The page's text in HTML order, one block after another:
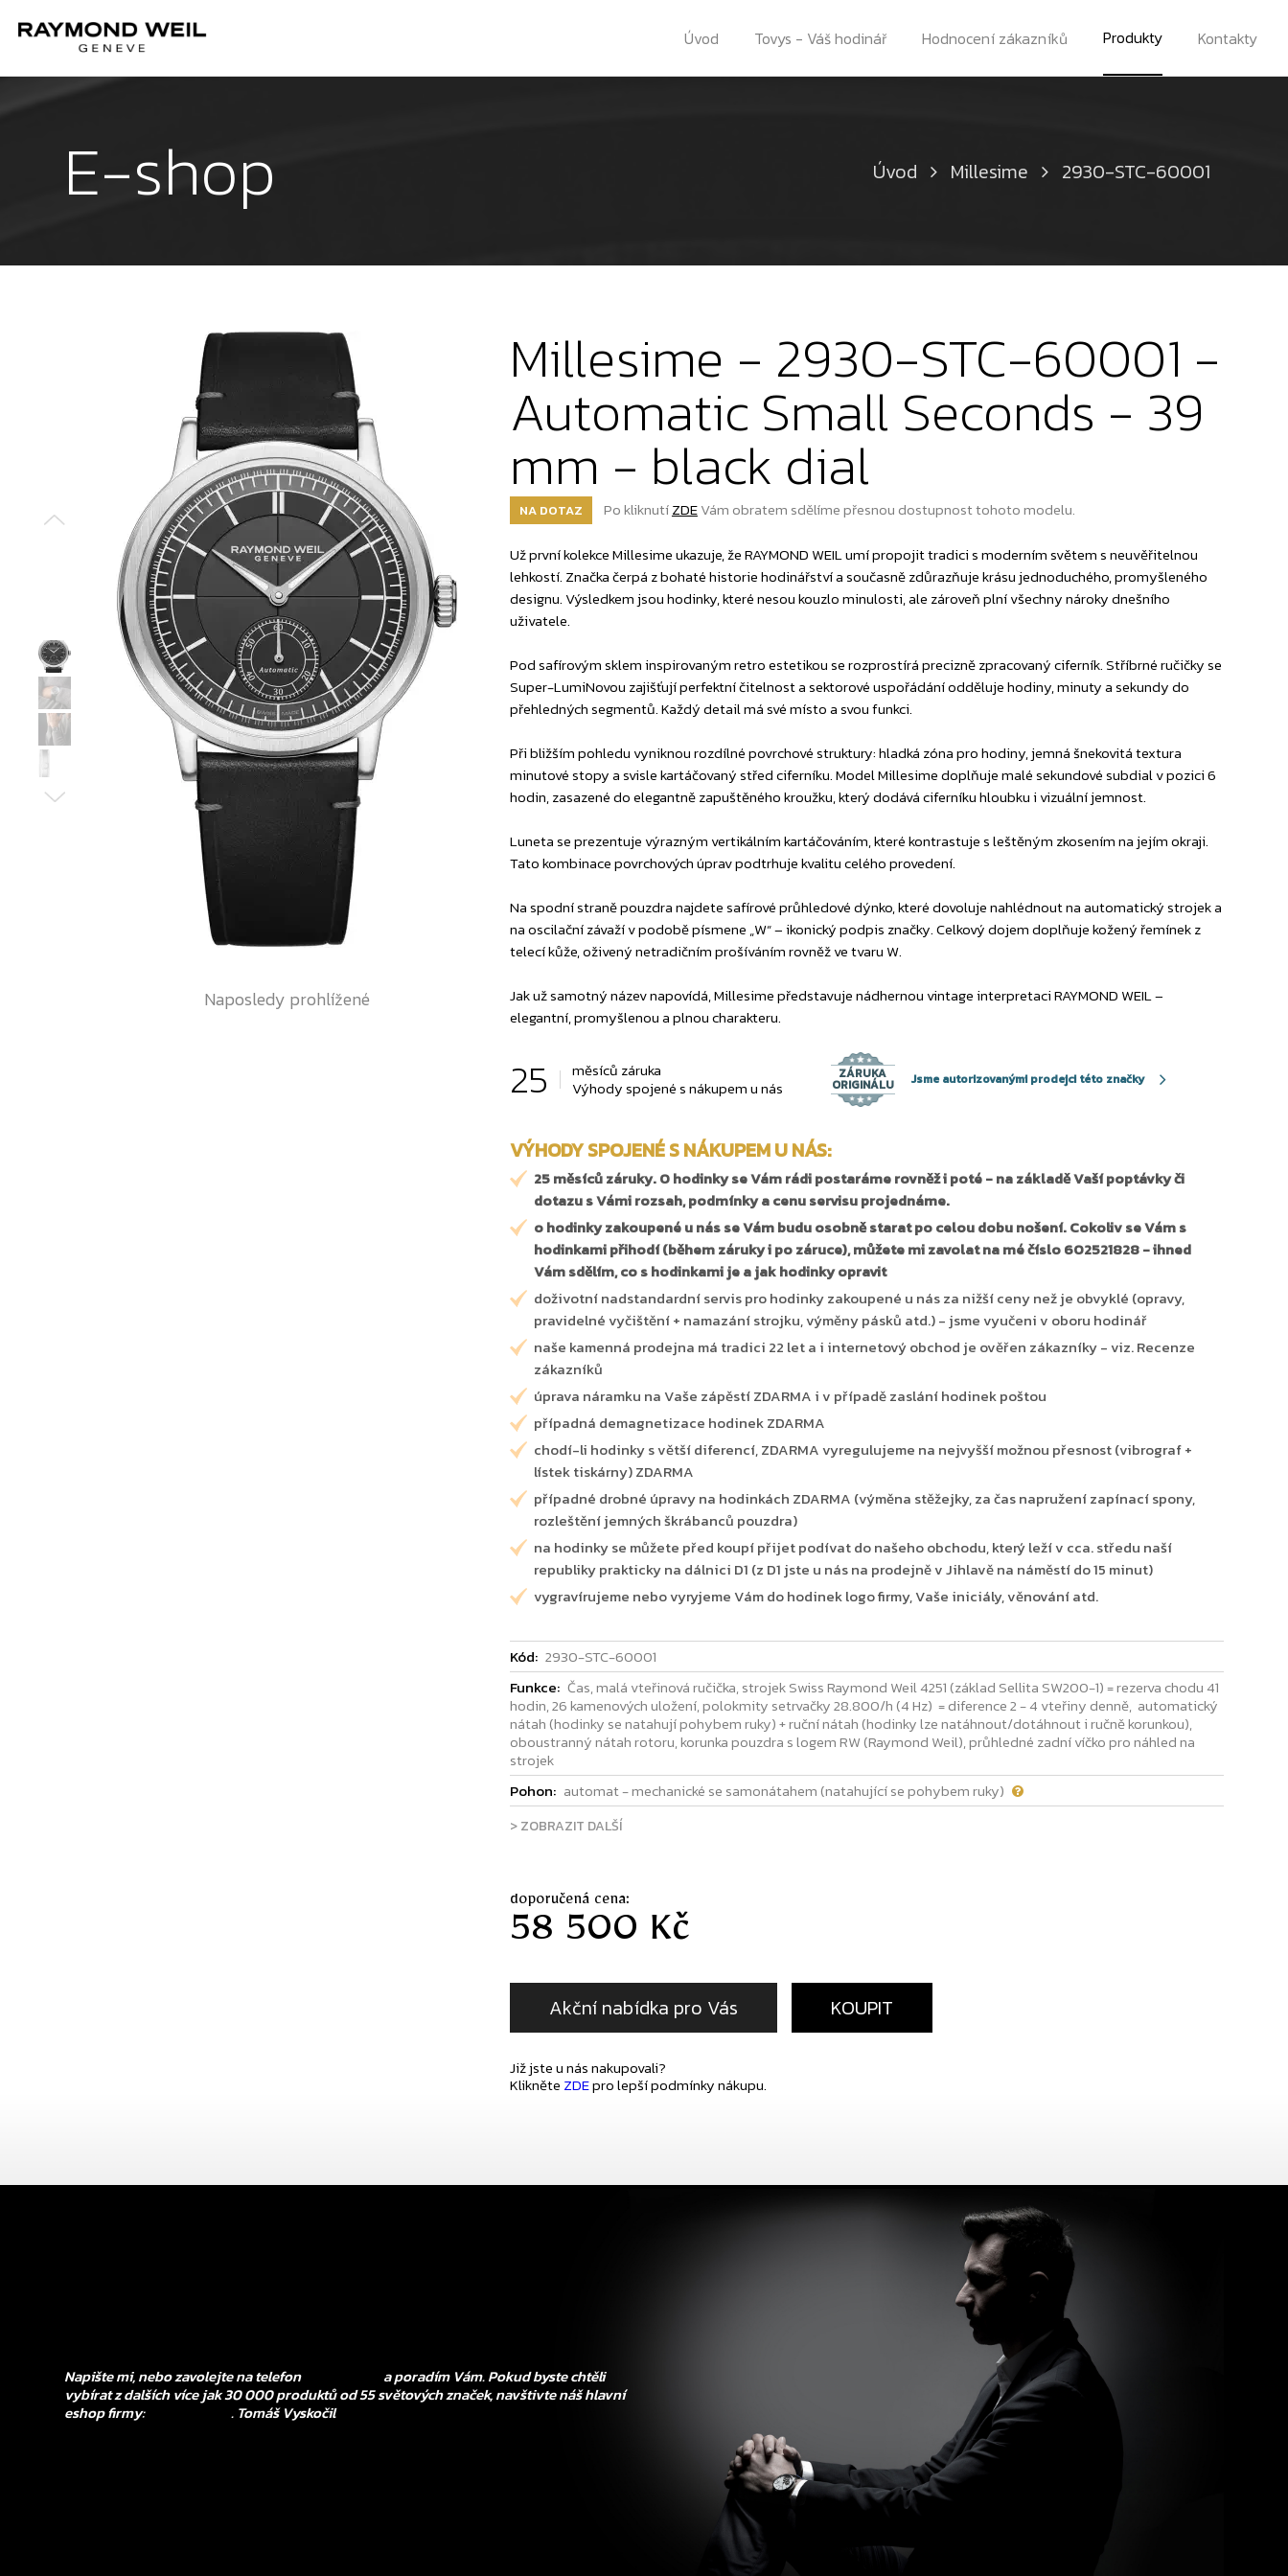
Úvod Tovys - Váš hodinář Hodnocení zákazníků Produkty Kontakty
E-shop Úvod Millesime 2930-STC-60001
Naposledy prohlížené
Millesime - 2930-STC-60001 -
Automatic Small Seconds - 39
mm - black dial
NA DOTAZ Po kliknutíZDEVám obratem sdělíme přesnou dostupnost tohoto modelu.
Už první kolekce Millesime ukazuje, že RAYMOND WEIL umí propojit tradici s moderním světem s neuvěřitelnou
lehkostí. Značka čerpá z bohaté historie hodinářství a současně zdůrazňuje krásu jednoduchého, promyšleného
designu. Výsledkem jsou hodinky, které nesou kouzlo minulosti, ale zároveň plní všechny nároky dnešního
uživatele.
Pod safírovým sklem inspirovaným retro estetikou se rozprostírá precizně zpracovaný ciferník. Stříbrné ručičky se
Super-LumiNovou zajišťují perfektní čitelnost a sektorové uspořádání odděluje hodiny, minuty a sekundy do
přehledných segmentů. Každý detail má své místo a svou funkci.
Při bližším pohledu vyniknou rozdílné povrchové struktury: hladká zóna pro hodiny, jemná šnekovitá textura
minutové stopy a svisle kartáčovaný střed ciferníku. Model Millesime doplňuje malé sekundové subdial v pozici 6
hodin, zasazené do elegantně zapuštěného kroužku, který dodává ciferníku hloubku i vizuální jemnost.
Luneta se prezentuje výrazným vertikálním kartáčováním, které kontrastuje s leštěným zkosením na jejím okraji.
Tato kombinace povrchových úprav podtrhuje kvalitu celého provedení.
Na spodní straně pouzdra najdete safírové průhledové dýnko, které dovoluje nahlédnout na automatický strojek a
na oscilační závaží v podobě písmene „W“ – ikonický podpis značky. Celkový dojem doplňuje kožený řemínek z
telecí kůže, oživený netradičním prošíváním rovněž ve tvaru W.
Jak už samotný název napovídá, Millesime představuje nádhernou vintage interpretaci RAYMOND WEIL –
elegantní, promyšlenou a plnou charakteru.
25
měsíců záruka
Výhody spojené s nákupem u nás
ZÁRUKA
ORIGINÁLU Jsme autorizovanými prodejci této značky
VÝHODY SPOJENÉ S NÁKUPEM U NÁS:
25 měsíců záruky. O hodinky se Vám rádi postaráme rovněž i poté - na základě Vaší poptávky či
dotazu s Vámi rozsah, podmínky a cenu servisu projednáme.
o hodinky zakoupené u nás se Vám budu osobně starat po celou dobu nošení. Cokoliv se Vám s
hodinkami přihodí (během záruky i po záruce), můžete mi zavolat na mé číslo 602521828 - ihned
Vám sdělím, co s hodinkami je a jak hodinky opravit
doživotní nadstandardní servis pro hodinky zakoupené u nás za nižší ceny než je obvyklé (opravy,
pravidelné vyčištění + namazání strojku, výměny pásků atd.) - jsme vyučeni v oboru hodinář
naše kamenná prodejna má tradici 22 let a i internetový obchod je ověřen zákazníky - viz. Recenze
zákazníků
úprava náramku na Vaše zápěstí ZDARMA i v případě zaslání hodinek poštou
případná demagnetizace hodinek ZDARMA
chodí-li hodinky s větší diferencí, ZDARMA vyregulujeme na nejvyšší možnou přesnost (vibrograf +
lístek tiskárny) ZDARMA
případné drobné úpravy na hodinkách ZDARMA (výměna stěžejky, za čas napružení zapínací spony,
rozleštění jemných škrábanců pouzdra)
na hodinky se můžete před koupí přijet podívat do našeho obchodu, který leží v cca. středu naší
republiky prakticky na dálnici D1 (z D1 jste u nás na prodejně v Jihlavě na náměstí do 15 minut)
vygravírujeme nebo vyryjeme Vám do hodinek logo firmy, Vaše iniciály, věnování atd.
Kód: 2930-STC-60001
Funkce: Čas, malá vteřinová ručička, strojek Swiss Raymond Weil 4251 (základ Sellita SW200-1) = rezerva chodu 41
hodin, 26 kamenových uložení, polokmity setrvačky 28.800/h (4 Hz) = diference 2 - 4 vteřiny denně, automatický
nátah (hodinky se natahují pohybem ruky) + ruční nátah (hodinky lze natáhnout/dotáhnout i ručně korunkou),
oboustranný nátah rotoru, korunka pouzdra s logem RW (Raymond Weil), průhledné zadní víčko pro náhled na
strojek
Pohon: automat - mechanické se samonátahem (natahující se pohybem ruky)
> ZOBRAZIT DALŠÍ
doporučená cena:
58 500 Kč
Akční nabídka pro Vás KOUPIT
Již jste u nás nakupovali?
Klikněte ZDEpro lepší podmínky nákupu.
Napište mi, nebo zavolejte na telefon
a poradím Vám. Pokud byste chtěli
vybírat z dalších více jak 30 000 produktů od 55 světových značek, navštivte náš hlavní
eshop firmy: www.tovys.cz. Tomáš Vyskočil